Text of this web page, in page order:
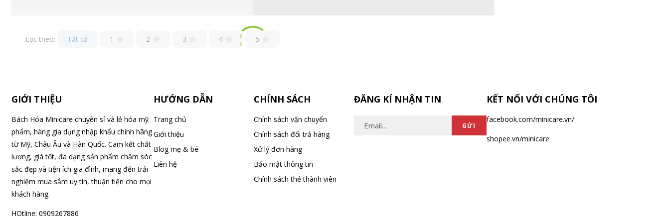
Lọc theo: Tất cả 1 2 3 4 5
GIỚI THIỆU
Bách Hóa Minicare chuyên sỉ và lẻ hóa mỹ
phẩm, hàng gia dụng nhập khẩu chính hãng
từ Mỹ, Châu Âu và Hàn Quốc. Cam kết chất
lượng, giá tốt, đa dạng sản phẩm chăm sóc
sắc đẹp và tiện ích gia đình, mang đến trải
nghiệm mua sắm uy tín, thuận tiện cho mọi
khách hàng.
HOtline: 0909267886
HƯỚNG DẪN
Trang chủ
Giới thiệu
Blog mẹ & bé
Liên hệ
CHÍNH SÁCH
Chính sách vận chuyển
Chính sách đổi trả hàng
Xử lý đơn hàng
Bảo mật thông tin
Chính sách thẻ thành viên
ĐĂNG KÍ NHẬN TIN
GỬI
KẾT NỐI VỚI CHÚNG TÔI
facebook.com/minicare.vn/
shopee.vn/minicare